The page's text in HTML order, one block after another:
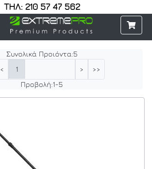
ΤΗΛ: 210 57 47 562
Συνολικά Προιόντα:5
< 1 >
>>
Προβολή:1-5